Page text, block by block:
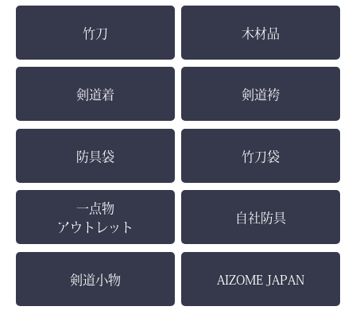
竹刀 木材品
剣道着 剣道袴
防具袋 竹刀袋
一点物
アウトレット
自社防具
剣道小物 AIZOME JAPAN